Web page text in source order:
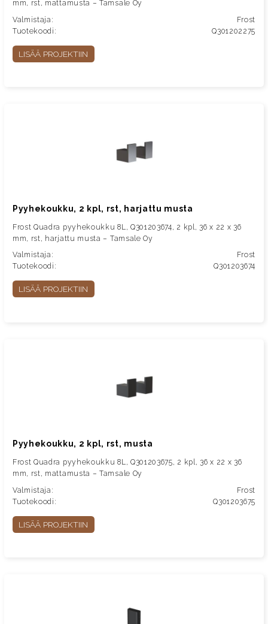
mm, rst, mattamusta – Tamsale Oy
Valmistaja:
Frost
Tuotekoodi:
Q301202275
LISÄÄ PROJEKTIIN
Pyyhekoukku, 2 kpl, rst, harjattu musta
Frost Quadra pyyhekoukku 8L, Q301203674, 2 kpl, 36 x 22 x 36
mm, rst, harjattu musta – Tamsale Oy
Valmistaja:
Frost
Tuotekoodi:
Q301203674
LISÄÄ PROJEKTIIN
Pyyhekoukku, 2 kpl, rst, musta
Frost Quadra pyyhekoukku 8L, Q301203675, 2 kpl, 36 x 22 x 36
mm, rst, mattamusta – Tamsale Oy
Valmistaja:
Frost
Tuotekoodi:
Q301203675
LISÄÄ PROJEKTIIN